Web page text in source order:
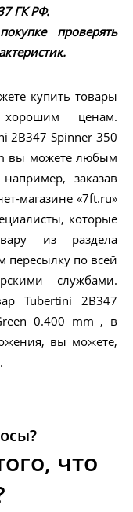
ГК РФ.
проверять
купить товары
ценам.
2B347 Spinner 350
вы можете любым
заказав
магазине «7ft.ru»
которые
из раздела
по всей
службами.
Tubertini 2B347
0.400 mm , в
вы можете,
что